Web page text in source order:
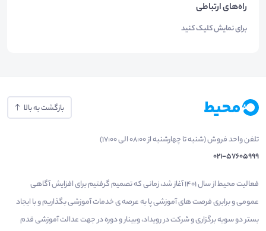
راه‌های ارتباطی
برای نمایش کلیک کنید
بازگشت به بالا
تلفن واحد فروش (شنبه تا چهارشنبه از 08:00 الی 17:00)
021-57605999
فعالیت محیط از سال 1401 آغاز شد، زمانی که تصمیم گرفتیم برای افزایش آگاهی
عمومی و برابری فرصت های آموزشی پا به عرصه ی خدمات آموزشی بگذاریم و با ایجاد
بستر دو سویه برگزاری و شرکت در رویداد، وبینار و دوره در جهت عدالت آموزشی قدم